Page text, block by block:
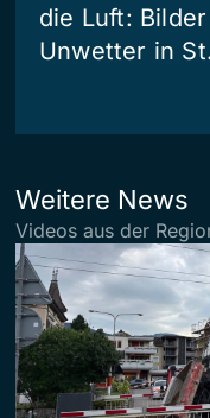
die Luft:
Unwetter in
Weitere News
Videos aus der